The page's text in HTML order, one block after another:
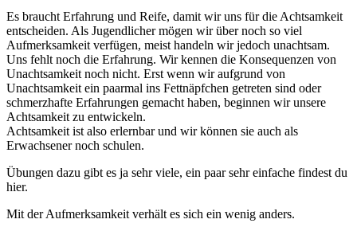
Es braucht Erfahrung und Reife, damit wir uns für die Achtsamkeit
entscheiden. Als Jugendlicher mögen wir über noch so viel
Aufmerksamkeit verfügen, meist handeln wir jedoch unachtsam.
Uns fehlt noch die Erfahrung. Wir kennen die Konsequenzen von
Unachtsamkeit noch nicht. Erst wenn wir aufgrund von
Unachtsamkeit ein paarmal ins Fettnäpfchen getreten sind oder
schmerzhafte Erfahrungen gemacht haben, beginnen wir unsere
Achtsamkeit zu entwickeln.
Achtsamkeit ist also erlernbar und wir können sie auch als
Erwachsener noch schulen.
Übungen dazu gibt es ja sehr viele, ein paar sehr einfache findest du
hier.
Mit der Aufmerksamkeit verhält es sich ein wenig anders.